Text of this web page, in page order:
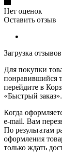
Нет оценок
Оставить отзыв
Загрузка
Для покупки
понравившийся
перейдите в
«Быстрый заказ».
Когда
e-mail. Вам
По результатам
оформления
только ждать